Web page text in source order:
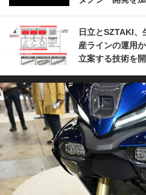
日立とSZTAKI、
産ラインの運用
立案する技術を